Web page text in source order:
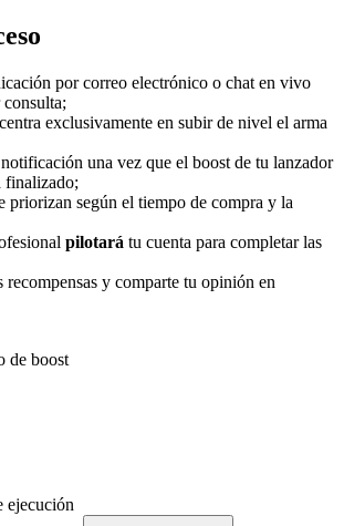
por correo electrónico o chat en vivo
exclusivamente en subir de nivel el arma
una vez que el boost de tu lanzador
finalizado;
priorizan según el tiempo de compra y la
pilotará tu cuenta para completar las
recompensas y comparte tu opinión en
de boost
ejecución